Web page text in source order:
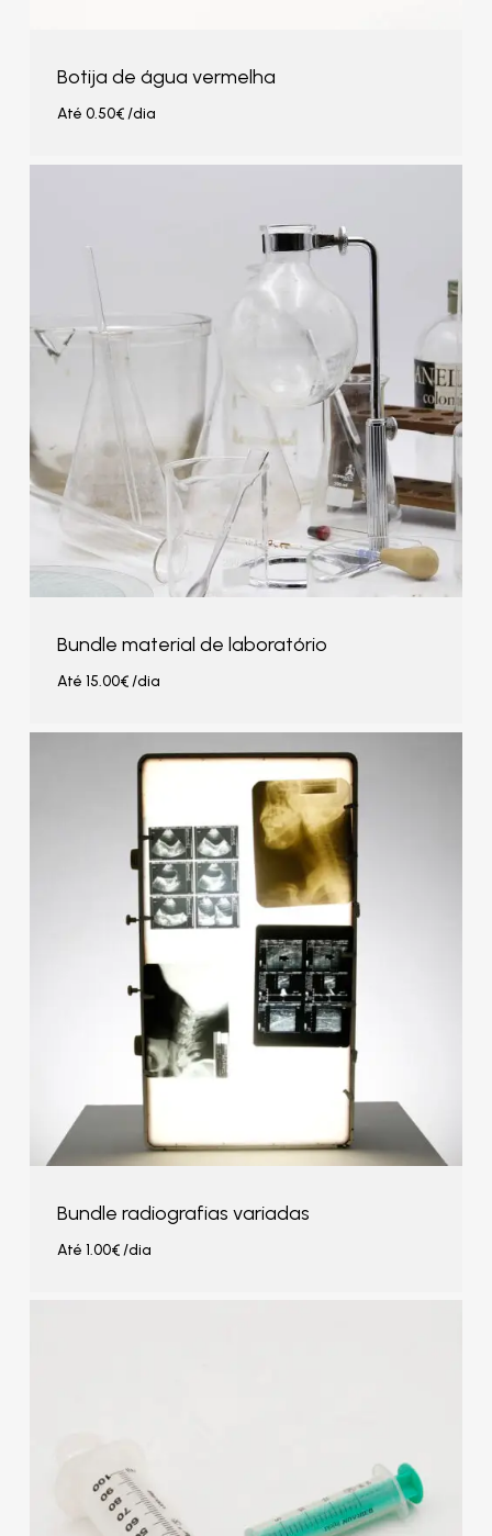
Botija de água vermelha
Até 0.50€/dia
Bundle material de laboratório
Até 15.00€/dia
Bundle radiografias variadas
Até 1.00€/dia